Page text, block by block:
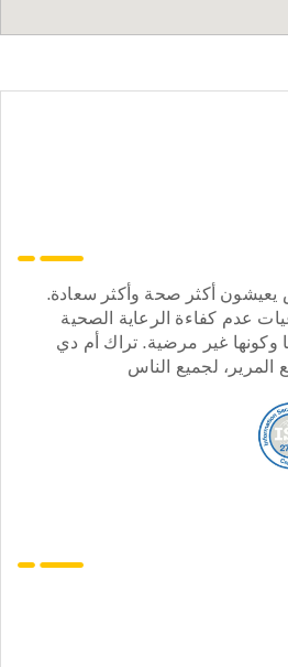
أكثر صحة وأكثر سعادة.
عدم كفاءة الرعاية الصحية
وكونها غير مرضية. تراك أم دي
لجميع الناس